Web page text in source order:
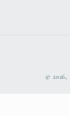
© 2026,